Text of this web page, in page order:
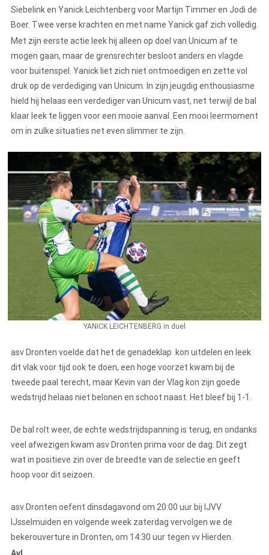
Siebelink en Yanick Leichtenberg voor Martijn Timmer en Jodi de
Boer. Twee verse krachten en met name Yanick gaf zich volledig.
Met zijn eerste actie leek hij alleen op doel van Unicum af te
mogen gaan, maar de grensrechter besloot anders en vlagde
voor buitenspel. Yanick liet zich niet ontmoedigen en zette vol
druk op de verdediging van Unicum. In zijn jeugdig enthousiasme
hield hij helaas een verdediger van Unicum vast, net terwijl de bal
klaar leek te liggen voor een mooie aanval. Een mooi leermoment
om in zulke situaties net even slimmer te zijn.
YANICK LEICHTENBERG in duel
asv Dronten voelde dat het de genadeklap kon uitdelen en leek
dit vlak voor tijd ook te doen, een hoge voorzet kwam bij de
tweede paal terecht, maar Kevin van der Vlag kon zijn goede
wedstrijd helaas niet belonen en schoot naast. Het bleef bij 1-1.
De bal rolt weer, de echte wedstrijdspanning is terug, en ondanks
veel afwezigen kwam asv Dronten prima voor de dag. Dit zegt
wat in positieve zin over de breedte van de selectie en geeft
hoop voor dit seizoen.
asv Dronten oefent dinsdagavond om 20:00 uur bij IJVV
IJsselmuiden en volgende week zaterdag vervolgen we de
bekerouverture in Dronten, om 14:30 uur tegen vv Hierden.